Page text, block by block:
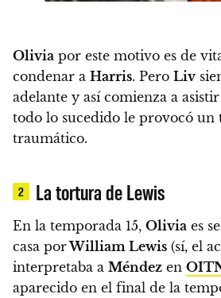
Olivia por este motivo es de
condenar a Harris. Pero Liv
adelante y así comienza a
todo lo sucedido le provocó un
traumático.
2 La tortura de Lewis
En la temporada 15, Olivia es
casa porWilliam Lewis (sí, el
interpretaba a Méndez en
aparecido en el final de la